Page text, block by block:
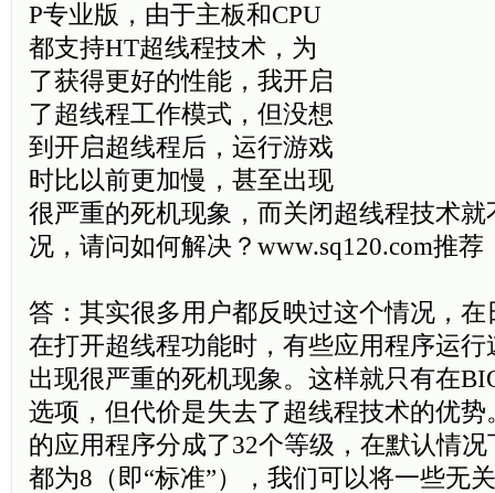
P专业版，由于主板和CPU
都支持HT超线程技术，为
了获得更好的性能，我开启
了超线程工作模式，但没想
到开启超线程后，运行游戏
时比以前更加慢，甚至出现
很严重的死机现象，而关闭超线程技术
况，请问如何解决？www.sq120.com推荐
答：其实很多用户都反映过这个情况，
在打开超线程功能时，有些应用程序运
出现很严重的死机现象。这样就只有在
选项，但代价是失去了超线程技术的优势
的应用程序分成了32个等级，在默认情
都为8（即“标准”），我们可以将一些无